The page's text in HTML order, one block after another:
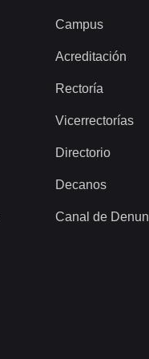
Campus
Acreditación
Rectoría
Vicerrectorías
Directorio
Decanos
Canal de